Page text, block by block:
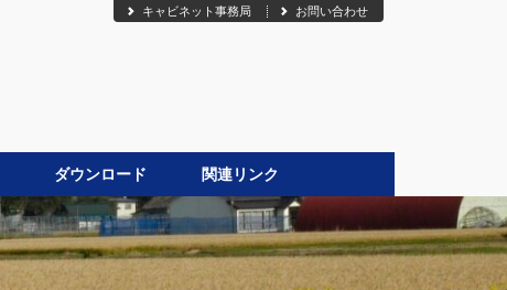
キャビネット事務局 お問い合わせ
ダウンロード 関連リンク